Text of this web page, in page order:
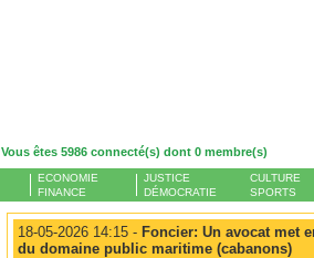
Vous êtes 5986 connecté(s) dont 0 membre(s)
ECONOMIE
FINANCE
JUSTICE
DÉMOCRATIE
CULTURE
SPORTS
18-05-2026 14:15 - Foncier: Un avocat met
du domaine public maritime (cabanons)